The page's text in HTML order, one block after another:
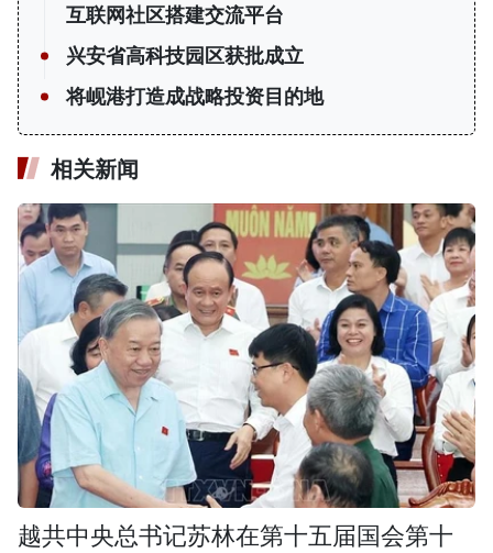
互联网社区搭建交流平台
兴安省高科技园区获批成立
将岘港打造成战略投资目的地
相关新闻
越共中央总书记苏林在第十五届国会第十